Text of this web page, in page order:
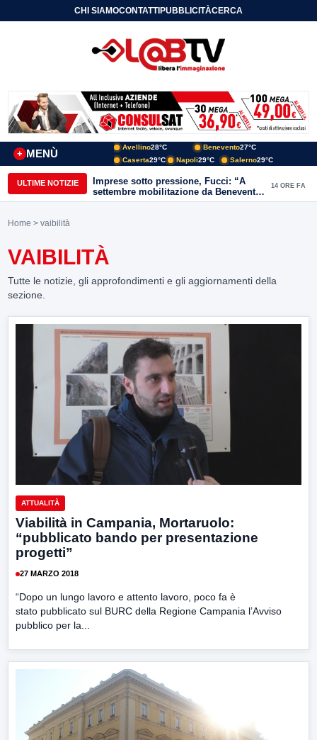
CHI SIAMOCONTATTIPUBBLICITÀCERCA
MENÙ
+
Avellino28°C Benevento27°C
Caserta29°C Napoli29°C Salerno29°C
ULTIME NOTIZIE
Imprese sotto pressione, Fucci: “A
settembre mobilitazione da Benevento
e Avellino”
14 ORE FA
Home > vaibilità
VAIBILITÀ
Tutte le notizie, gli approfondimenti e gli aggiornamenti della
sezione.
ATTUALITÀ
Viabilità in Campania, Mortaruolo:
“pubblicato bando per presentazione
progetti”
27 MARZO 2018
“Dopo un lungo lavoro e attento lavoro, poco fa è
stato pubblicato sul BURC della Regione Campania l’Avviso
pubblico per la...